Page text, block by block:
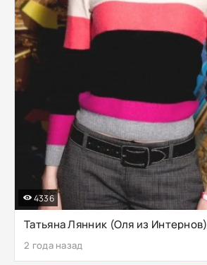
Татьяна Лянник (Оля из Интернов)
2 года назад
4336